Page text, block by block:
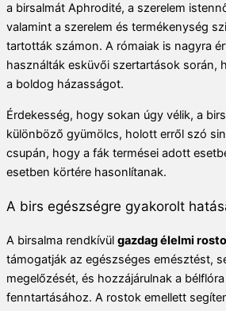
a birsalmát Aphrodité, a szerelem
valamint a szerelem és termékenység
tartották számon. A rómaiak is nagyra
használták esküvői szertartások során,
a boldog házasságot.
Érdekesség, hogy sokan úgy vélik, a
különböző gyümölcs, holott erről szó
csupán, hogy a fák termései adott
esetben körtére hasonlítanak.
A birs egészségre gyakorolt
A birsalma rendkívül gazdag élelmi
támogatják az egészséges emésztést,
megelőzését, és hozzájárulnak a
fenntartásához. A rostok emellett